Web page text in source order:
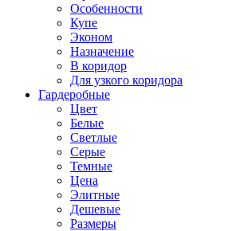
Особенности
Купе
Эконом
Назначение
В коридор
Для узкого коридора
Гардеробные
Цвет
Белые
Светлые
Серые
Темные
Цена
Элитные
Дешевые
Размеры